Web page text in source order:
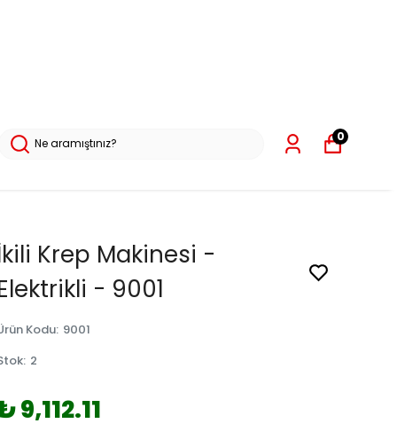
0
Krep Makinesi -
- 9001
Kodu: 9001
: 2
9,112.11